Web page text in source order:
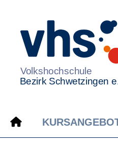
springen